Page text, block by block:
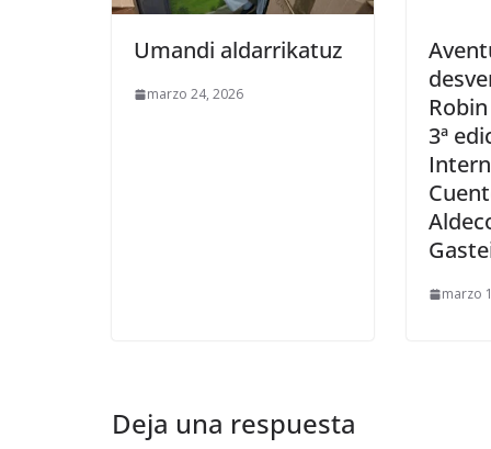
Umandi aldarrikatuz
marzo 24, 2026
3ª
marzo
Deja una respuesta